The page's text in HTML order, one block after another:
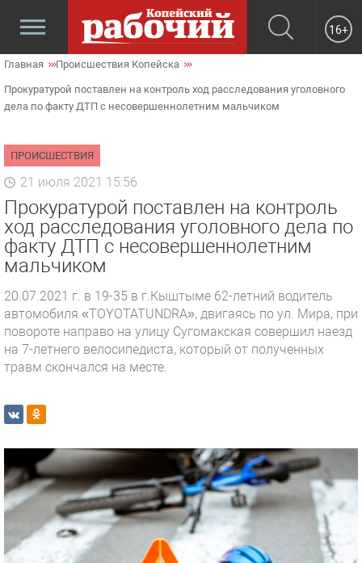
16+
Главная Происшествия Копейска
Прокуратурой поставлен на контроль ход расследования уголовного
дела по факту ДТП с несовершеннолетним мальчиком
ПРОИСШЕСТВИЯ
21 июля 2021 15:56
Прокуратурой поставлен на контроль
ход расследования уголовного дела по
факту ДТП с несовершеннолетним
мальчиком
20.07.2021 г. в 19-35 в г.Кыштыме 62-летний водитель
автомобиля «TOYOTATUNDRA», двигаясь по ул. Мира, при
повороте направо на улицу Сугомакская совершил наезд
на 7-летнего велосипедиста, который от полученных
травм скончался на месте.